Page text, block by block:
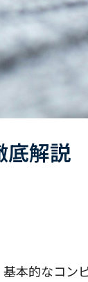
底解説
本的なコン